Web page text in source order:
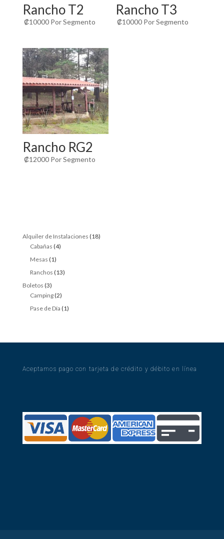
Rancho T2
₡10000Por Segmento
Rancho T3
₡10000 Por Segmento
Rancho RG2
₡12000Por Segmento
Alquiler de Instalaciones 1818
Cabañas 44
Mesas 11
product
Ranchos 1313
Boletos 33
products
Camping 22
products
Pase de Día 11
Aceptamos pago con tarjeta de crédito y débito en línea